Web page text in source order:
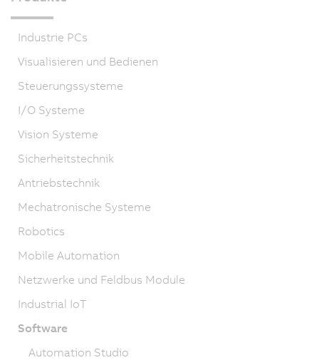
Industrie PCs
Visualisieren und Bedienen
Steuerungssysteme
I/O Systeme
Vision Systeme
Sicherheitstechnik
Antriebstechnik
Mechatronische Systeme
Robotics
Mobile Automation
Netzwerke und Feldbus Module
Industrial IoT
Software
Automation Studio